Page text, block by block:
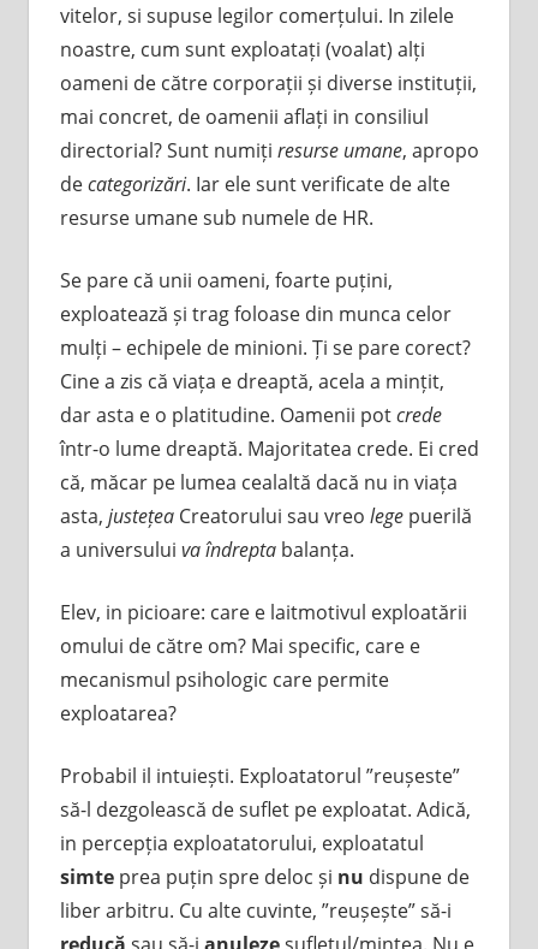
vitelor, si supuse legilor comerțului. In zilele
noastre, cum sunt exploatați (voalat) alți
oameni de către corporații și diverse instituții,
mai concret, de oamenii aflați in consiliul
directorial? Sunt numiți resurse umane, apropo
decategorizări. Iar ele sunt verificate de alte
resurse umane sub numele de HR.
Se pare că unii oameni, foarte puțini,
exploatează și trag foloase din munca celor
mulți – echipele de minioni. Ți se pare corect?
Cine a zis că viața e dreaptă, acela a mințit,
dar asta e o platitudine. Oamenii potcrede
într-o lume dreaptă. Majoritatea crede. Ei cred
că, măcar pe lumea cealaltă dacă nu in viața
asta, justețeaCreatorului sau vreo legepuerilă
a universului va îndreptabalanța.
Elev, in picioare: care e laitmotivul exploatării
omului de către om? Mai specific, care e
mecanismul psihologic care permite
exploatarea?
Probabil il intuiești. Exploatatorul ”reușeste”
să-l dezgolească de suflet pe exploatat. Adică,
in percepția exploatatorului, exploatatul
simte prea puțin spre deloc și nu dispune de
liber arbitru. Cu alte cuvinte, ”reușește” să-i